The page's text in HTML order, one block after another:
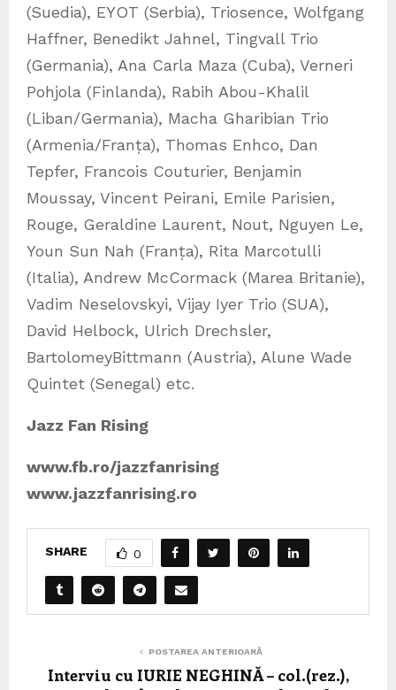
(Suedia), EYOT (Serbia), Triosence, Wolfgang
Haffner, Benedikt Jahnel, Tingvall Trio
(Germania), Ana Carla Maza (Cuba), Verneri
Pohjola (Finlanda), Rabih Abou-Khalil
(Liban/Germania), Macha Gharibian Trio
(Armenia/Franța), Thomas Enhco, Dan
Tepfer, Francois Couturier, Benjamin
Moussay, Vincent Peirani, Emile Parisien,
Rouge, Geraldine Laurent, Nout, Nguyen Le,
Youn Sun Nah (Franța), Rita Marcotulli
(Italia), Andrew McCormack (Marea Britanie),
Vadim Neselovskyi, Vijay Iyer Trio (SUA),
David Helbock, Ulrich Drechsler,
BartolomeyBittmann (Austria), Alune Wade
Quintet (Senegal) etc.
Jazz Fan Rising
www.fb.ro/jazzfanrising
www.jazzfanrising.ro
SHARE 0
POSTAREA ANTERIOARĂ
Interviu cu IURIE NEGHINĂ – col.(rez.),